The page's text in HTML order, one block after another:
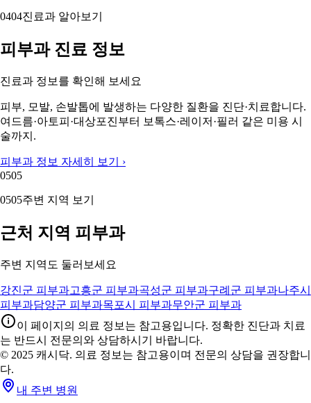
0404진료과 알아보기
피부과 진료 정보
진료과 정보를 확인해 보세요
피부, 모발, 손발톱에 발생하는 다양한 질환을 진단·치료합니다.
여드름·아토피·대상포진부터 보톡스·레이저·필러 같은 미용 시
술까지.
피부과 정보 자세히 보기 ›
0505
0505주변 지역 보기
근처 지역 피부과
주변 지역도 둘러보세요
강진군 피부과고흥군 피부과곡성군 피부과구례군 피부과나주시
피부과담양군 피부과목포시 피부과무안군 피부과
이 페이지의 의료 정보는 참고용입니다. 정확한 진단과 치료
는 반드시 전문의와 상담하시기 바랍니다.
© 2025 캐시닥. 의료 정보는 참고용이며 전문의 상담을 권장합니
다.
내 주변 병원